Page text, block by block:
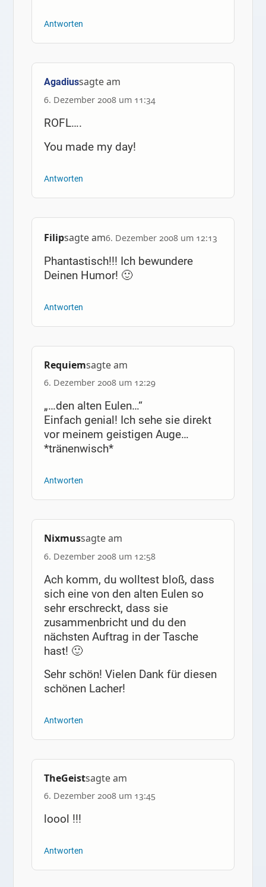
Antworten
Agadiussagte am
6. Dezember 2008 um 11:34
ROFL….
You made my day!
Antworten
Filipsagte am6. Dezember 2008 um 12:13
Phantastisch!!! Ich bewundere
Deinen Humor! 🙂
Antworten
Requiemsagte am
6. Dezember 2008 um 12:29
„…den alten Eulen…“
Einfach genial! Ich sehe sie direkt
vor meinem geistigen Auge…
*tränenwisch*
Antworten
Nixmussagte am
6. Dezember 2008 um 12:58
Ach komm, du wolltest bloß, dass
sich eine von den alten Eulen so
sehr erschreckt, dass sie
zusammenbricht und du den
nächsten Auftrag in der Tasche
hast! 🙂
Sehr schön! Vielen Dank für diesen
schönen Lacher!
Antworten
TheGeistsagte am
6. Dezember 2008 um 13:45
loool !!!
Antworten